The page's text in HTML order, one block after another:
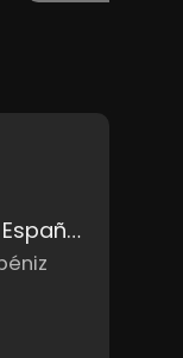
4. Suite Española Op. 47: V. Asturias Leyenda